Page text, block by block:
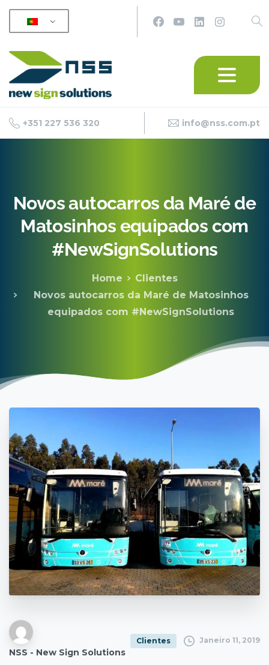
+351 227 536 320 info@nss.com.pt
Novosautocarros da Maré de
Matosinhos equipados com
#NewSignSolutions
Home
Clientes
Novos autocarros da Maré de Matosinhos
equipados com #NewSignSolutions
NSS - New Sign Solutions
Clientes Janeiro 11, 2019